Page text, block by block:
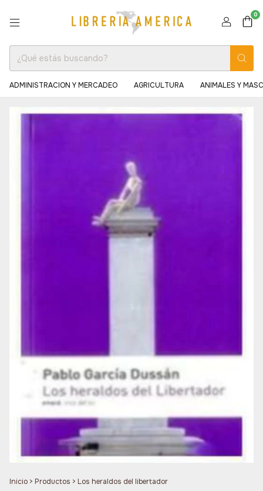
0
ADMINISTRACION Y MERCADEO AGRICULTURA ANIMALES Y
Inicio > Productos > Los heraldos del libertador